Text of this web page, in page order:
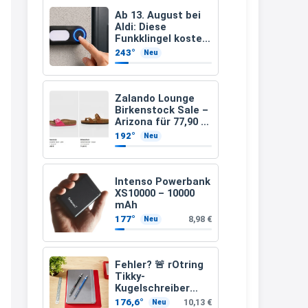
Ab 13. August bei
Aldi: Diese
Funkklingel kostet
nur 3,49 Euro
243° Neu
Zalando Lounge
Birkenstock Sale –
Arizona für 77,90 €
statt 120 €
192° Neu
Intenso Powerbank
XS10000 – 10000
mAh
177° Neu 8,98 €
Fehler? 🚨 rOtring
Tikky-
Kugelschreiber
blaue Tinte
176,6° Neu 10,13 €
müsste schon stornieren und
nochmal bestellen, da man
Rabattcodes oder auch
Geschenkgutscheine im
Warenkorb oder an der Kasse
VOR dem Kauf einlösen kann.
17:06
↩
Och siche den Gutschein
fürmeggelebaguetts
Kerstin
Meggle bagett Gutschein code